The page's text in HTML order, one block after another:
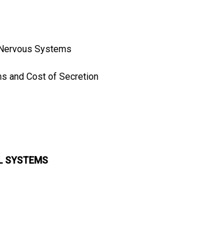
Systems
and Cost of Secretion
SYSTEMS